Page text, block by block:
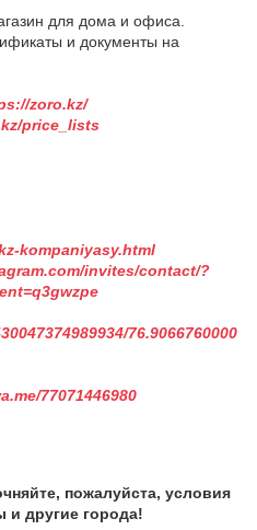
для дома и офиса.
и документы на
zoro.kz/
price_lists
kompaniyasy.html
invites/contact/?
76.9066760000
77071446980
пожалуйста, условия
и другие города!